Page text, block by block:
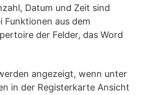
Datum und Zeit sind
Funktionen aus dem
der Felder, das Word
angezeigt, wenn unter
in der Registerkarte Ansicht